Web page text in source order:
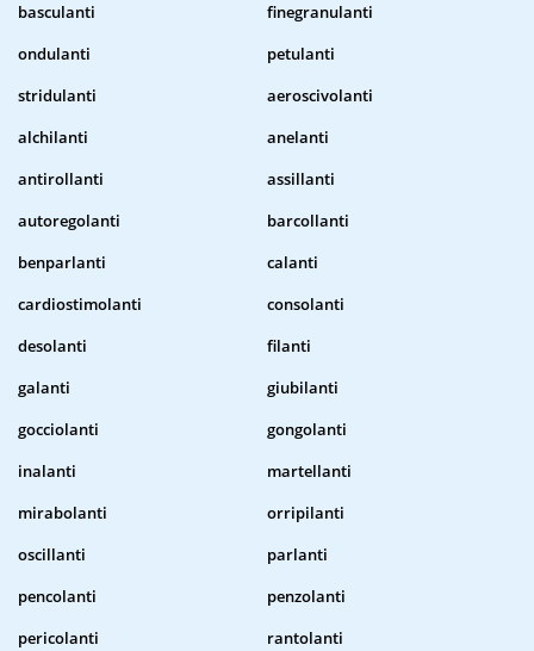
basculanti
finegranulanti
ondulanti
petulanti
stridulanti
aeroscivolanti
alchilanti
anelanti
antirollanti
assillanti
autoregolanti
barcollanti
benparlanti
calanti
cardiostimolanti
consolanti
desolanti
filanti
galanti
giubilanti
gocciolanti
gongolanti
inalanti
martellanti
mirabolanti
orripilanti
oscillanti
parlanti
pencolanti
penzolanti
pericolanti
rantolanti